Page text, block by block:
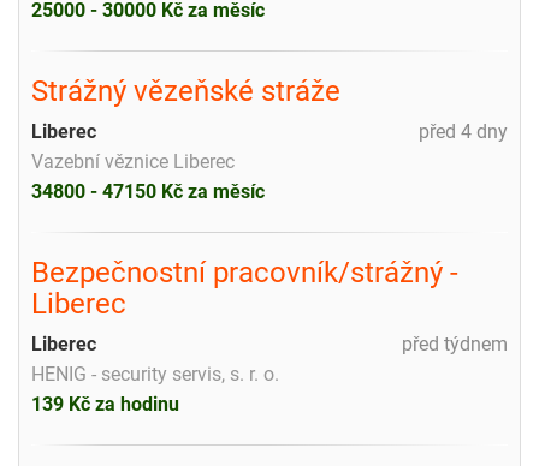
25000 - 30000 Kč za měsíc
Strážný vězeňské stráže
před 4 dny
Liberec
Vazební věznice Liberec
34800 - 47150 Kč za měsíc
Bezpečnostní pracovník/strážný -
Liberec
před týdnem
Liberec
HENIG - security servis, s. r. o.
139 Kč za hodinu